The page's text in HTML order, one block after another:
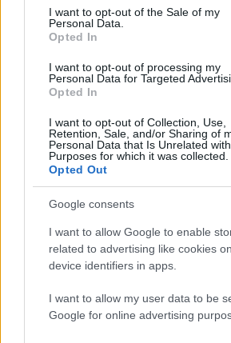
consent section.
I want to opt-out of the Sale of my
Personal Data.
Opted In
I want to opt-out of processing my
Personal Data for Targeted
Opted In
I want to opt-out of Collection, Use,
Retention, Sale, and/or Sharing of
Personal Data that Is Unrelated
Purposes for which it was collected.
Opted Out
Google consents
I want to allow Google to enable
related to advertising like cookies
device identifiers in apps.
I want to allow my user data to be
Google for online advertising
Condividi l'articolo
a
ce
b
o
o
k
w
it
te
r
Pi
n
re
st
h
s
A
p
S
h
re
Prossimo articolo
Tre milioni di euro dalla
nuove aule nelle scuole di
Incidente sulla provinciale